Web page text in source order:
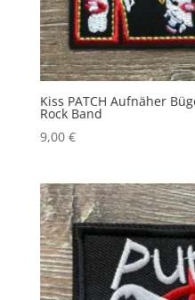
Kiss PATCH Aufnäher
Rock Band
9,00 €